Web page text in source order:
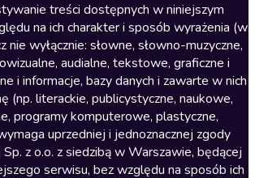
treści dostępnych w niniejszym
na ich charakter i sposób wyrażenia (w
nie wyłącznie: słowne, słowno-muzyczne,
audialne, tekstowe, graficzne i
i informacje, bazy danych i zawarte w nich
(np. literackie, publicystyczne, naukowe,
programy komputerowe, plastyczne,
uprzedniej i jednoznacznej zgody
z o.o. z siedzibą w Warszawie, będącej
serwisu, bez względu na sposób ich